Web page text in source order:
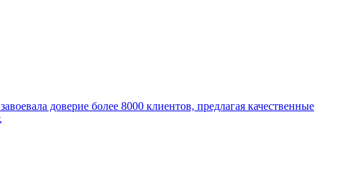
доверие более 8000 клиентов, предлагая качественные